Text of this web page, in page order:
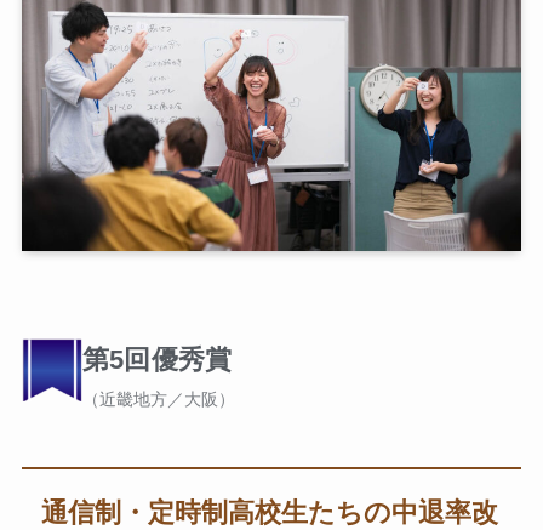
第5回優秀賞
（近畿地方／大阪）
通信制・定時制高校生たちの中退率改